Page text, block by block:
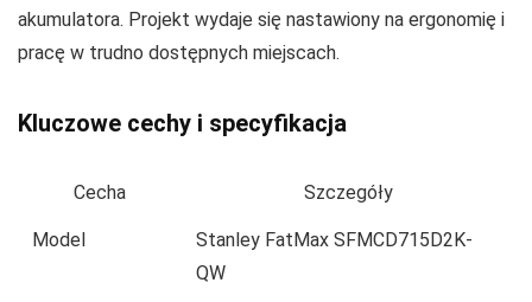
akumulatora. Projekt wydaje się nastawiony na ergonomię i
pracę w trudno dostępnych miejscach.
Kluczowe cechy i specyfikacja
Cecha Szczegóły
Model
Stanley FatMax SFMCD715D2K-
QW